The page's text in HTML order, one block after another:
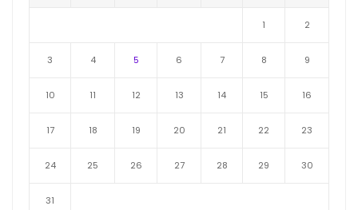
1 2
3 4 5 6 7 8 9
10 11 12 13 14 15 16
17 18 19 20 21 22 23
24 25 26 27 28 29 30
31